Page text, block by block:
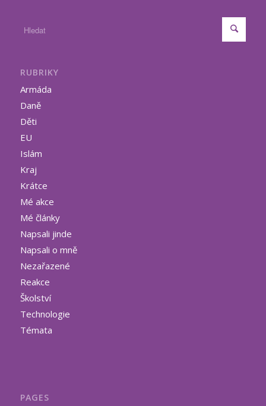
RUBRIKY
Armáda
Daně
Děti
EU
Islám
Kraj
Krátce
Mé akce
Mé články
Napsali jinde
Napsali o mně
Nezařazené
Reakce
Školství
Technologie
Témata
PAGES